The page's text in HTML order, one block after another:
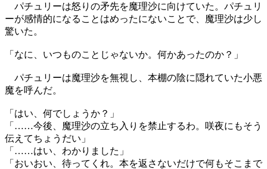
パチュリーは怒りの矛先を魔理沙に向けていた。パチュリ
ーが感情的になることはめったにないことで、魔理沙は少し
驚いた。
「なに、いつものことじゃないか。何かあったのか？」
パチュリーは魔理沙を無視し、本棚の陰に隠れていた小悪
魔を呼んだ。
「はい、何でしょうか？」
「……今後、魔理沙の立ち入りを禁止するわ。咲夜にもそう
伝えてちょうだい」
「……はい、わかりました」
「おいおい、待ってくれ。本を返さないだけで何もそこまで